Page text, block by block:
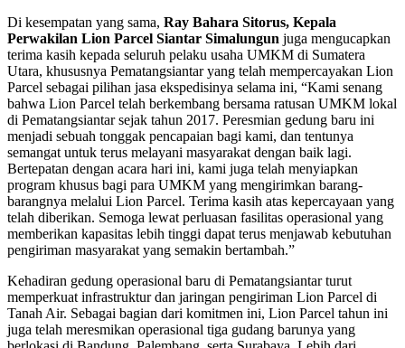
Di kesempatan yang sama, Ray Bahara Sitorus, Kepala
Perwakilan Lion Parcel Siantar Simalungun juga mengucapkan
terima kasih kepada seluruh pelaku usaha UMKM di Sumatera
Utara, khususnya Pematangsiantar yang telah mempercayakan Lion
Parcel sebagai pilihan jasa ekspedisinya selama ini, “Kami senang
bahwa Lion Parcel telah berkembang bersama ratusan UMKM lokal
di Pematangsiantar sejak tahun 2017. Peresmian gedung baru ini
menjadi sebuah tonggak pencapaian bagi kami, dan tentunya
semangat untuk terus melayani masyarakat dengan baik lagi.
Bertepatan dengan acara hari ini, kami juga telah menyiapkan
program khusus bagi para UMKM yang mengirimkan barang-
barangnya melalui Lion Parcel. Terima kasih atas kepercayaan yang
telah diberikan. Semoga lewat perluasan fasilitas operasional yang
memberikan kapasitas lebih tinggi dapat terus menjawab kebutuhan
pengiriman masyarakat yang semakin bertambah.”
Kehadiran gedung operasional baru di Pematangsiantar turut
memperkuat infrastruktur dan jaringan pengiriman Lion Parcel di
Tanah Air. Sebagai bagian dari komitmen ini, Lion Parcel tahun ini
juga telah meresmikan operasional tiga gudang barunya yang